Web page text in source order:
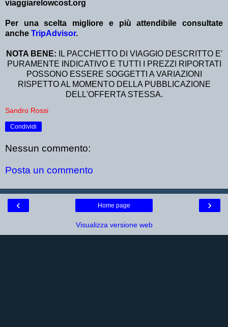
viaggiarelowcost.org
Per una scelta migliore e più attendibile consultate
anche TripAdvisor.
NOTA BENE: IL PACCHETTO DI VIAGGIO DESCRITTO E'
PURAMENTE INDICATIVO E TUTTI I PREZZI RIPORTATI
POSSONO ESSERE SOGGETTI A VARIAZIONI
RISPETTO AL MOMENTO DELLA PUBBLICAZIONE
DELL'OFFERTA STESSA.
Sandro Rossi
Condividi
Nessun commento:
Posta un commento
‹ ›
Home page
Visualizza versione web